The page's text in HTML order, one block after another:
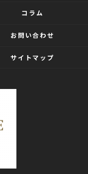
コラム
お問い合わせ
サイトマップ